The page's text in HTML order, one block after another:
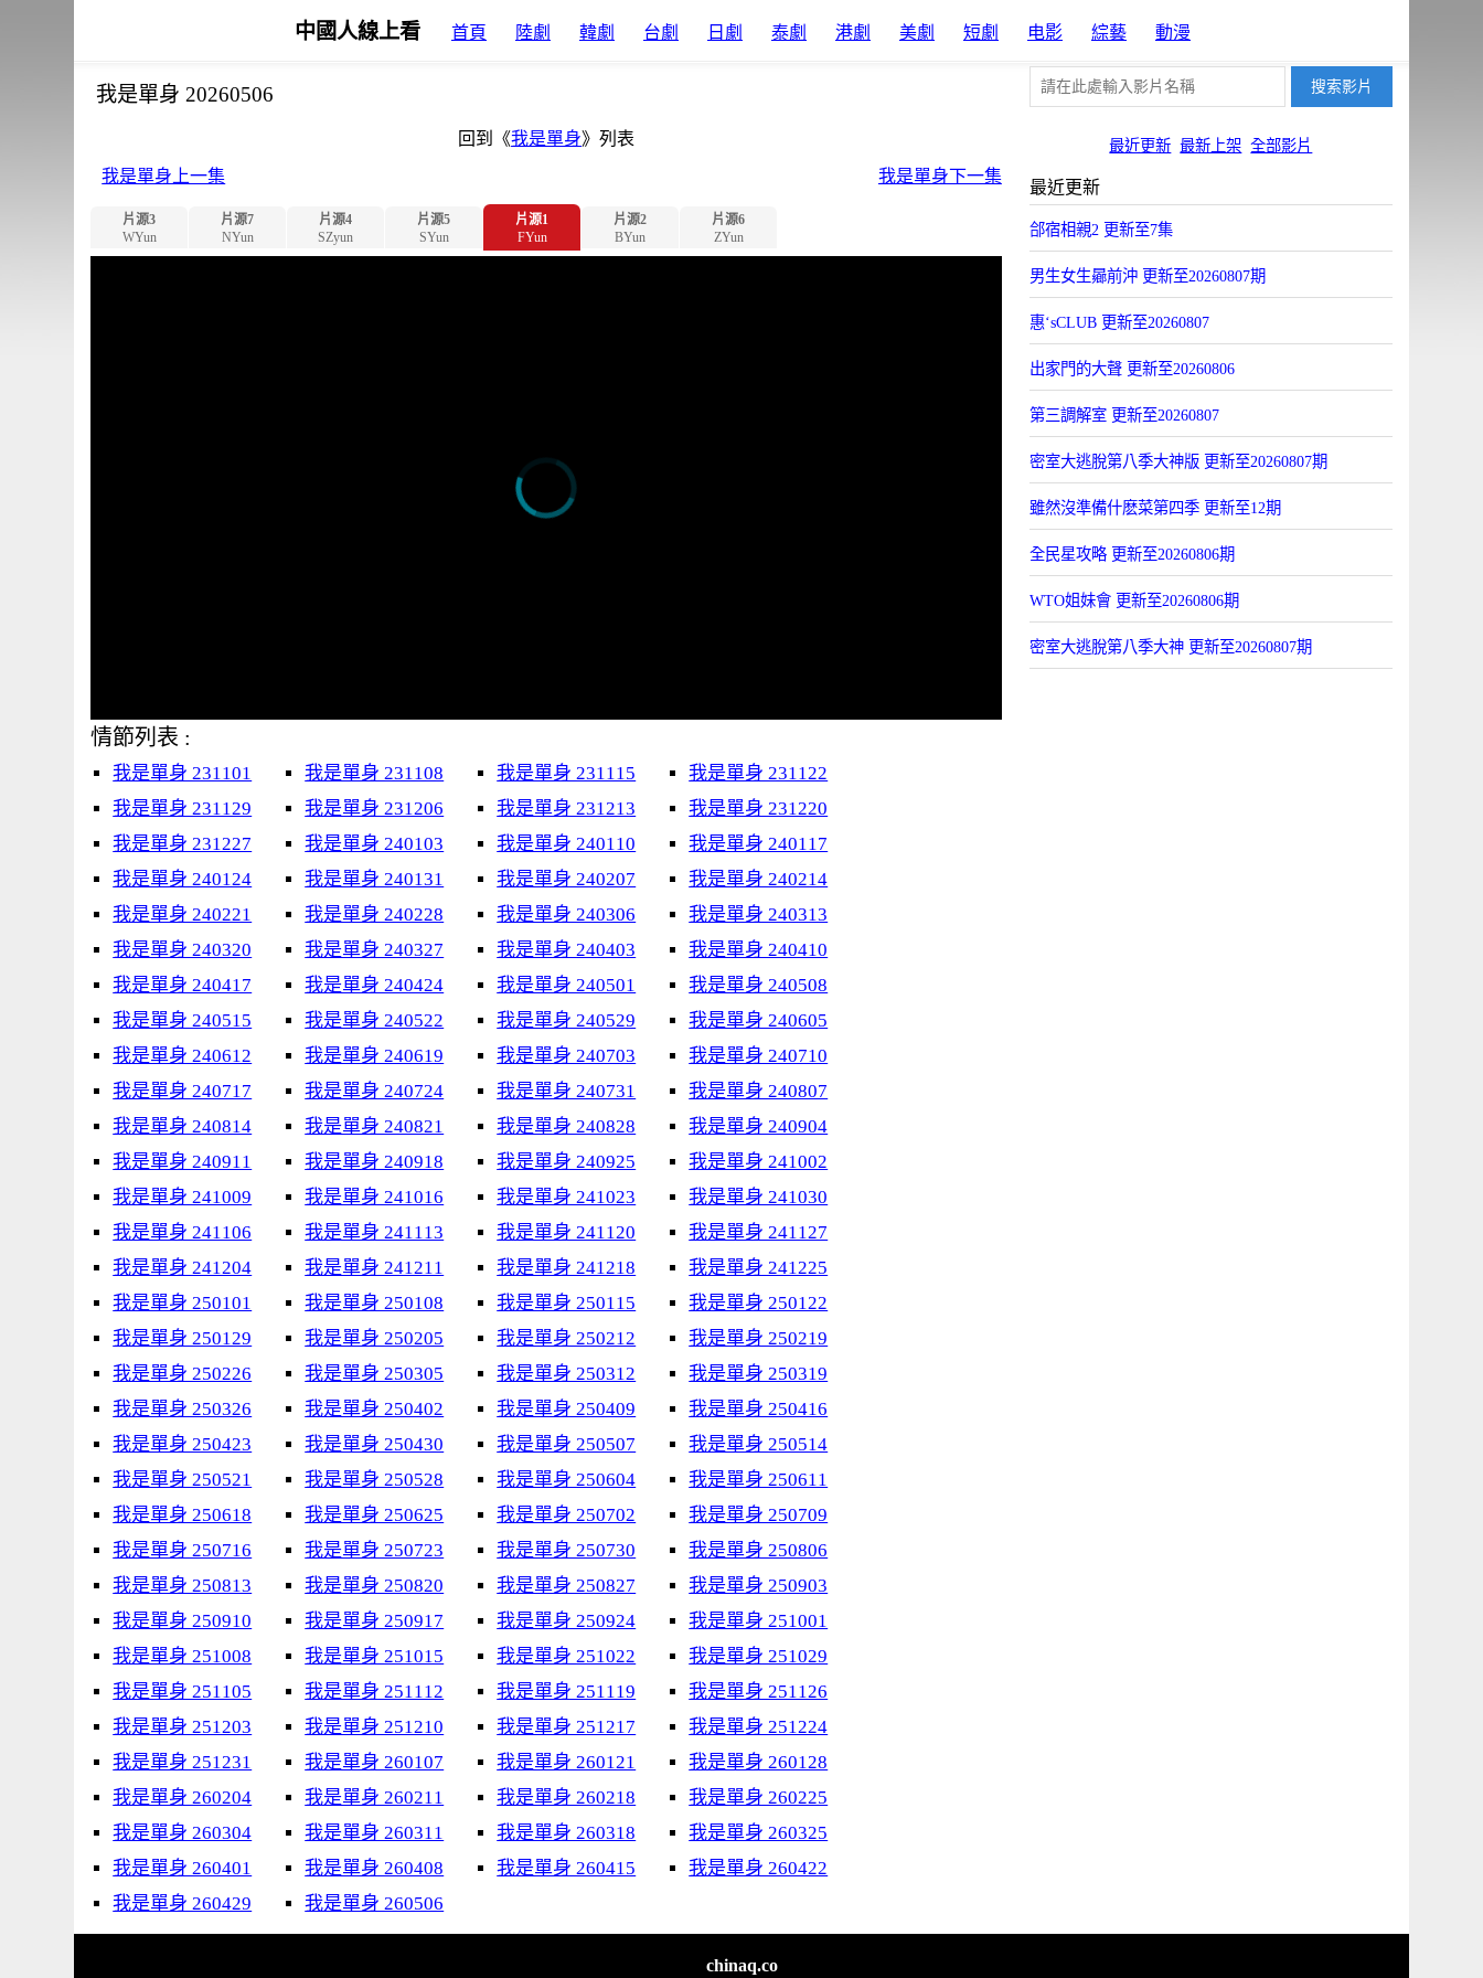
中國人線上看 首頁 陸劇 韓劇 台劇 日劇 泰劇 港劇 美劇 短劇 电影 綜藝 動漫
最近更新 最新上架 全部影片
我是單身 20260506
回到《我是單身》列表
我是單身上一集
我是單身下一集
片源3
WYun
片源7
NYun
片源4
SZyun
片源5
SYun
片源1
FYun
片源2
BYun
片源6
ZYun
情節列表 :
我是單身 231101 我是單身 231108 我是單身 231115
我是單身 231122
我是單身 231129
我是單身 231206 我是單身 231213
我是單身 231220
我是單身 231227
我是單身 240103 我是單身 240110
我是單身 240117
我是單身 240124
我是單身 240131 我是單身 240207
我是單身 240214
我是單身 240221
我是單身 240228 我是單身 240306
我是單身 240313
我是單身 240320
我是單身 240327 我是單身 240403
我是單身 240410
我是單身 240417
我是單身 240424 我是單身 240501
我是單身 240508
我是單身 240515
我是單身 240522 我是單身 240529
我是單身 240605
我是單身 240612
我是單身 240619 我是單身 240703
我是單身 240710
我是單身 240717
我是單身 240724 我是單身 240731
我是單身 240807
我是單身 240814
我是單身 240821 我是單身 240828
我是單身 240904
我是單身 240911
我是單身 240918 我是單身 240925
我是單身 241002
我是單身 241009
我是單身 241016 我是單身 241023
我是單身 241030
我是單身 241106
我是單身 241113 我是單身 241120
我是單身 241127
我是單身 241204
我是單身 241211 我是單身 241218
我是單身 241225
我是單身 250101
我是單身 250108 我是單身 250115
我是單身 250122
我是單身 250129
我是單身 250205 我是單身 250212
我是單身 250219
我是單身 250226
我是單身 250305 我是單身 250312
我是單身 250319
我是單身 250326
我是單身 250402 我是單身 250409
我是單身 250416
我是單身 250423
我是單身 250430 我是單身 250507
我是單身 250514
我是單身 250521
我是單身 250528 我是單身 250604
我是單身 250611
我是單身 250618
我是單身 250625 我是單身 250702
我是單身 250709
我是單身 250716
我是單身 250723 我是單身 250730
我是單身 250806
我是單身 250813
我是單身 250820 我是單身 250827
我是單身 250903
我是單身 250910
我是單身 250917 我是單身 250924
我是單身 251001
我是單身 251008
我是單身 251015 我是單身 251022
我是單身 251029
我是單身 251105
我是單身 251112 我是單身 251119
我是單身 251126
我是單身 251203
我是單身 251210 我是單身 251217
我是單身 251224
我是單身 251231
我是單身 260107 我是單身 260121
我是單身 260128
我是單身 260204
我是單身 260211 我是單身 260218
我是單身 260225
我是單身 260304
我是單身 260311 我是單身 260318
我是單身 260325
我是單身 260401
我是單身 260408 我是單身 260415
我是單身 260422
我是單身 260429
我是單身 260506
最近更新
郃宿相親2 更新至7集
男生女生曏前沖 更新至20260807期
惠‘sCLUB 更新至20260807
出家門的大聲 更新至20260806
第三調解室 更新至20260807
密室大逃脫第八季大神版 更新至20260807期
雖然沒準備什麽菜第四季 更新至12期
全民星攻略 更新至20260806期
WTO姐妹會 更新至20260806期
密室大逃脫第八季大神 更新至20260807期
chinaq.co